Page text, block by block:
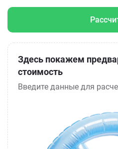
Здесь покажем
стоимость
Введите данные для